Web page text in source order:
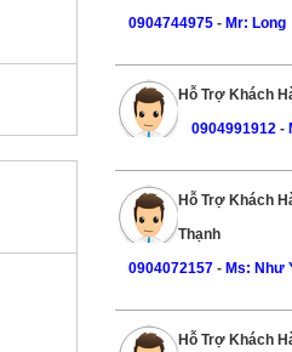
0904744975- Mr: Long
Hỗ Trợ Khách
0904991912 -
Hỗ Trợ Khách
Thạnh
0904072157- Ms: Như
Hỗ Trợ Khách